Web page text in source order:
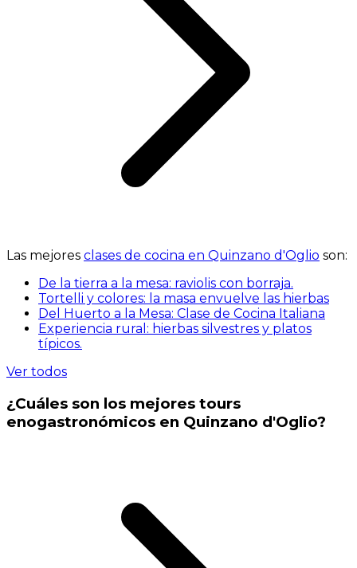
Las mejores clases de cocina en Quinzano d'Oglio son:
De la tierra a la mesa: raviolis con borraja.
Tortelli y colores: la masa envuelve las hierbas
Del Huerto a la Mesa: Clase de Cocina Italiana
Experiencia rural: hierbas silvestres y platos
típicos.
Ver todos
¿Cuáles son los mejores tours
enogastronómicos en Quinzano d'Oglio?